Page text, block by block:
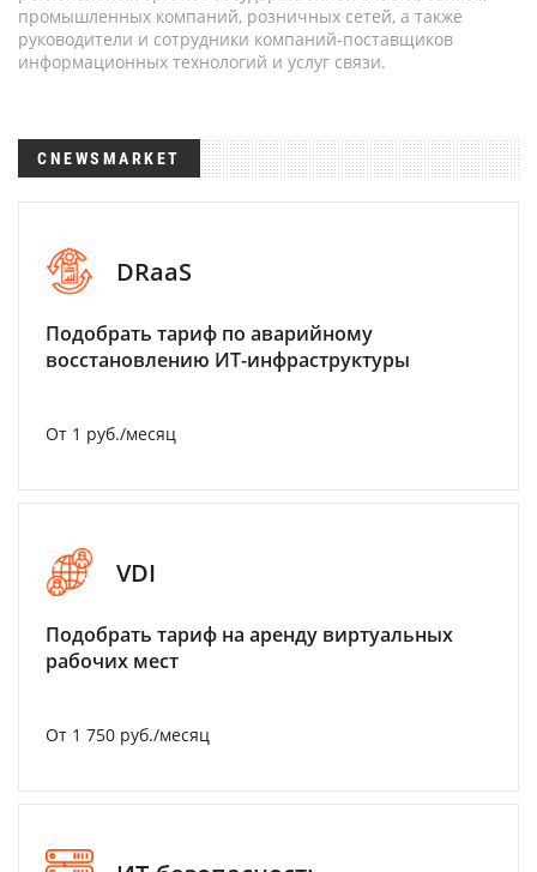
промышленных компаний, розничных сетей, а также
руководители и сотрудники компаний-поставщиков
информационных технологий и услуг связи.
CNEWSMARKET
DRaaS
Подобрать тариф по аварийному
восстановлению ИТ-инфраструктуры
От 1 руб./месяц
VDI
Подобрать тариф на аренду виртуальных
рабочих мест
От 1 750 руб./месяц